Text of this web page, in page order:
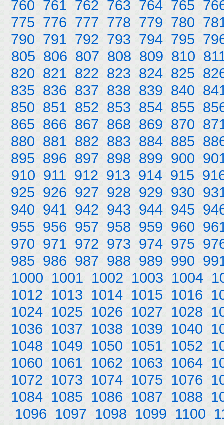
760 761 762 763 764 765
775 776 777 778 779 780
790 791 792 793 794 795
805 806 807 808 809 810
820 821 822 823 824 825
835 836 837 838 839 840
850 851 852 853 854 855
865 866 867 868 869 870
880 881 882 883 884 885
895 896 897 898 899 900
910 911 912 913 914 915
925 926 927 928 929 930
940 941 942 943 944 945
955 956 957 958 959 960
970 971 972 973 974 975
985 986 987 988 989 990
1000 1001 1002 1003 1004
1012 1013 1014 1015 1016
1024 1025 1026 1027 1028
1036 1037 1038 1039 1040
1048 1049 1050 1051 1052
1060 1061 1062 1063 1064
1072 1073 1074 1075 1076
1084 1085 1086 1087 1088
1096 1097 1098 1099 1100